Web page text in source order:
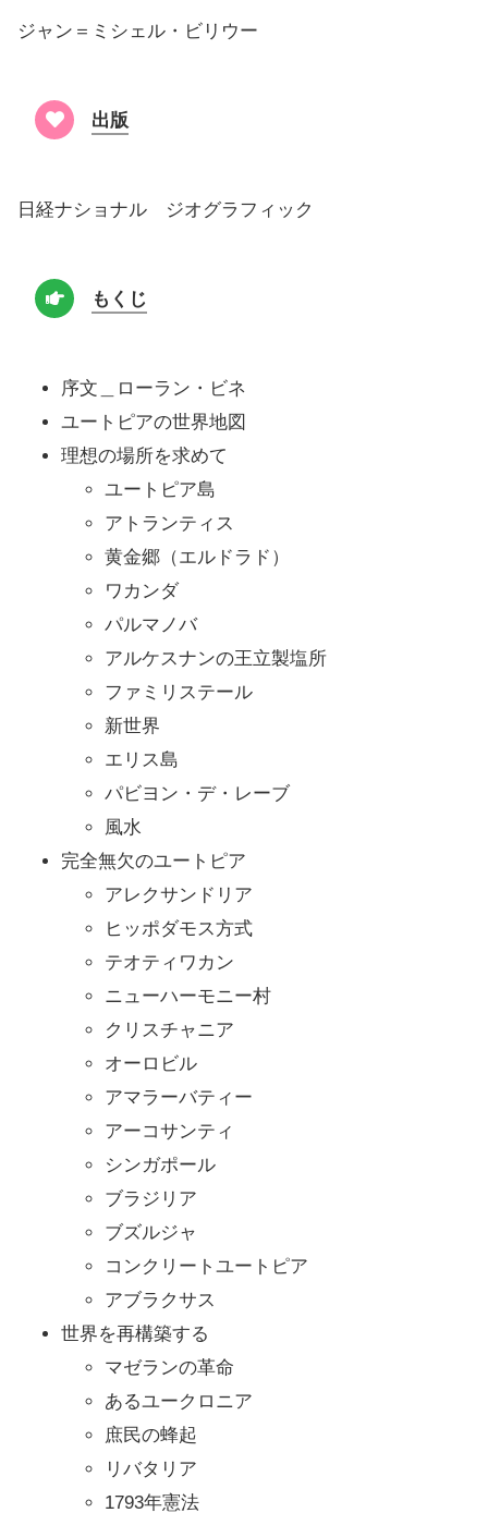
ジャン＝ミシェル・ビリウー
出版
日経ナショナル ジオグラフィック
もくじ
序文＿ローラン・ビネ
ユートピアの世界地図
理想の場所を求めて
ユートピア島
アトランティス
黄金郷（エルドラド）
ワカンダ
パルマノバ
アルケスナンの王立製塩所
ファミリステール
新世界
エリス島
パビヨン・デ・レーブ
風水
完全無欠のユートピア
アレクサンドリア
ヒッポダモス方式
テオティワカン
ニューハーモニー村
クリスチャニア
オーロビル
アマラーバティー
アーコサンティ
シンガポール
ブラジリア
ブズルジャ
コンクリートユートピア
アブラクサス
世界を再構築する
マゼランの革命
あるユークロニア
庶民の蜂起
リバタリア
1793年憲法